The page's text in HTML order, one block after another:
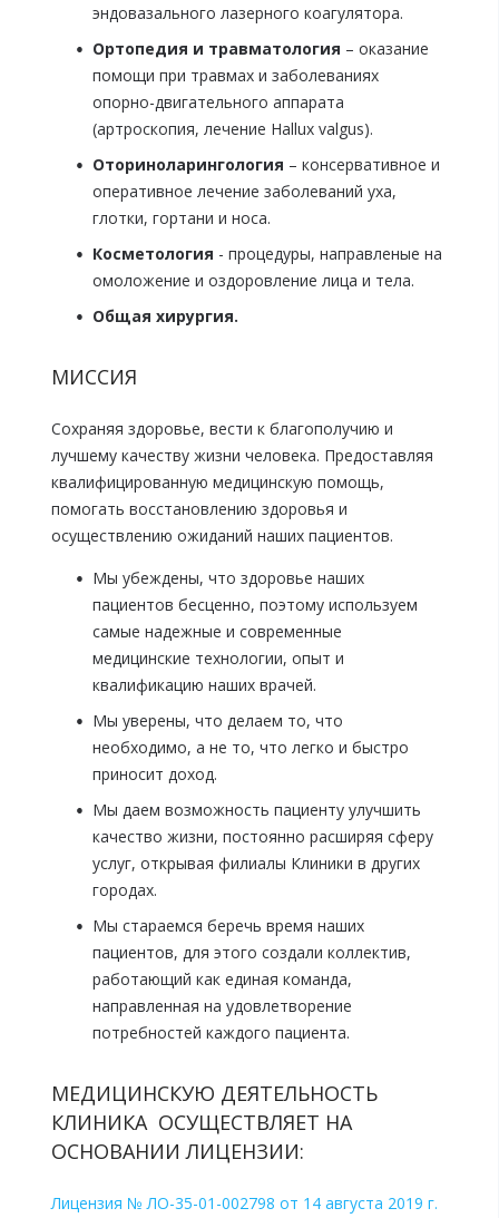
эндовазального лазерного коагулятора.
Ортопедия и травматология – оказание
помощи при травмах и заболеваниях
опорно-двигательного аппарата
(артроскопия, лечение Hallux valgus).
Оториноларингология – консервативное и
оперативное лечение заболеваний уха,
глотки, гортани и носа.
Косметология - процедуры, направленые на
омоложение и оздоровление лица и тела.
Общая хирургия.
МИССИЯ
Сохраняя здоровье, вести к благополучию и
лучшему качеству жизни человека. Предоставляя
квалифицированную медицинскую помощь,
помогать восстановлению здоровья и
осуществлению ожиданий наших пациентов.
Мы убеждены, что здоровье наших
пациентов бесценно, поэтому используем
самые надежные и современные
медицинские технологии, опыт и
квалификацию наших врачей.
Мы уверены, что делаем то, что
необходимо, а не то, что легко и быстро
приносит доход.
Мы даем возможность пациенту улучшить
качество жизни, постоянно расширяя сферу
услуг, открывая филиалы Клиники в других
городах.
Мы стараемся беречь время наших
пациентов, для этого создали коллектив,
работающий как единая команда,
направленная на удовлетворение
потребностей каждого пациента.
МЕДИЦИНСКУЮ ДЕЯТЕЛЬНОСТЬ
КЛИНИКА ОСУЩЕСТВЛЯЕТ НА
ОСНОВАНИИ ЛИЦЕНЗИИ:
Лицензия № ЛО-35-01-002798 от 14 августа 2019 г.